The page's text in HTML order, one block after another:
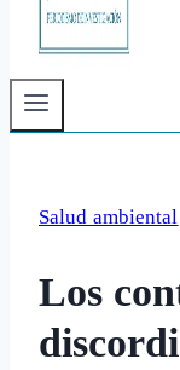
Salud ambiental
Los